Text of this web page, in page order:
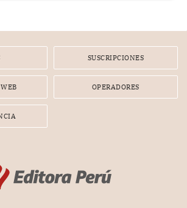
de un meet and greet con
SUSCRIPCIONES
OPERADORES